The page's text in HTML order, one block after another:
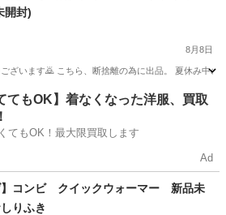
開封)
8月8日
ございます🙇 こちら、断捨離の為に出品。 夏休み
チャーハン
てもOK】着なくなった洋服、買取
てもOK！最大限買取します
Ad
】コンビ クイックウォーマー 新品未
りふき